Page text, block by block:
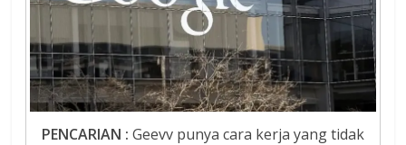
PENCARIAN : Geevv punya cara kerja yang tidak